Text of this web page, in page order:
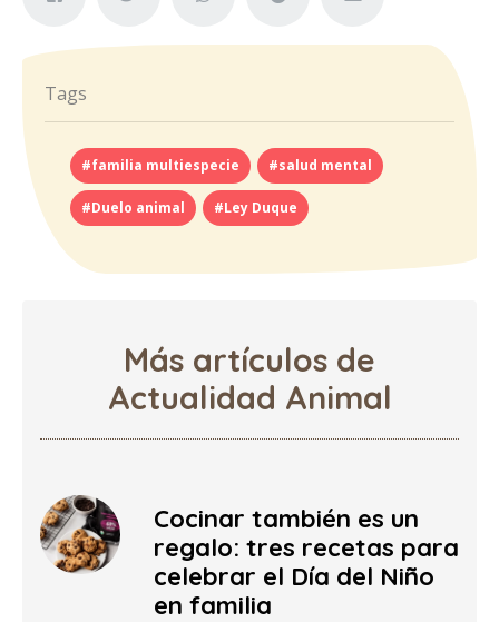
Tags
#familia multiespecie #salud mental
#Duelo animal #Ley Duque
Más artículos de
Actualidad Animal
Cocinar también es un
regalo: tres recetas para
celebrar el Día del Niño
en familia